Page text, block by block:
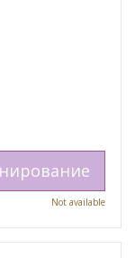
Not available